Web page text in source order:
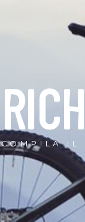
COMPILA IL